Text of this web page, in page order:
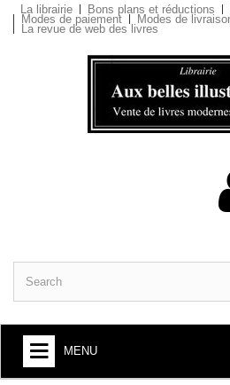
La librairie Bons plans et réductions
Modes de paiement Modes de
La revue de web des livres
MENU